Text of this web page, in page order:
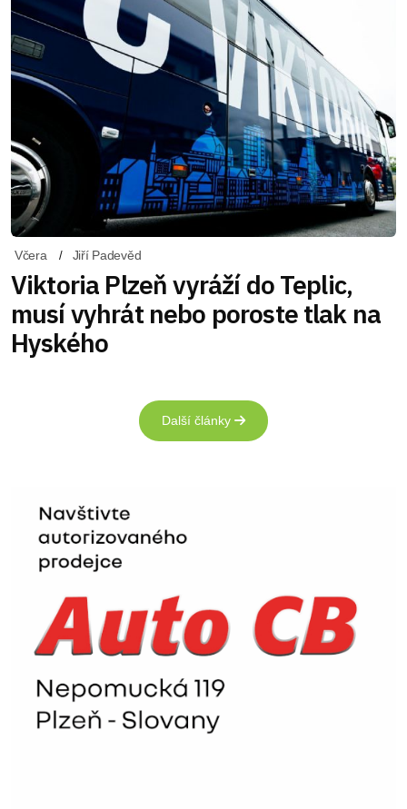
Včera Jiří Padevěd
Viktoria Plzeň vyráží do Teplic,
musí vyhrát nebo poroste tlak na
Hyského
Další články